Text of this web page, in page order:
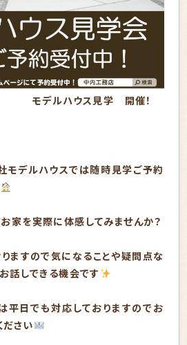
モデルハウス見学 開催！
モデルハウスでは随時見学ご予約
家を実際に体感してみませんか？
ますので気になることや疑問点な
話しできる機会です
平日でも対応しておりますのでお
さい